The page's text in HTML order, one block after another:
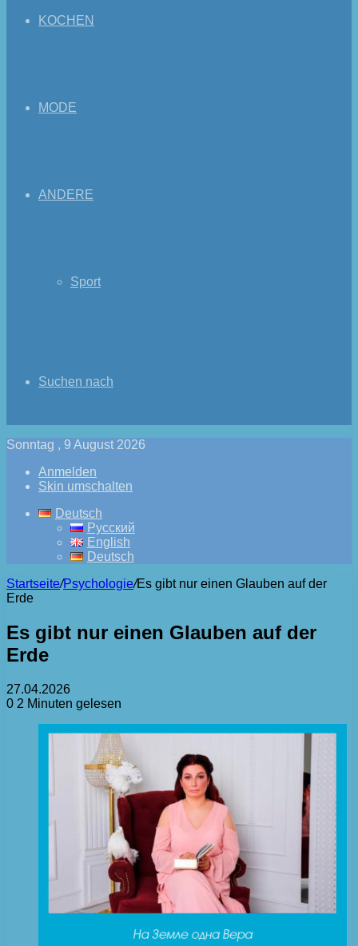
KOCHEN
MODE
ANDERE
Sport
Suchen nach
Sonntag , 9 August 2026
Anmelden
Skin umschalten
Deutsch
Русский
English
Deutsch
Startseite/Psychologie/Es gibt nur einen Glauben auf der
Erde
Es gibt nur einen Glauben auf der
Erde
27.04.2026
0 2 Minuten gelesen